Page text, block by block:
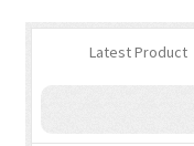
Latest Product